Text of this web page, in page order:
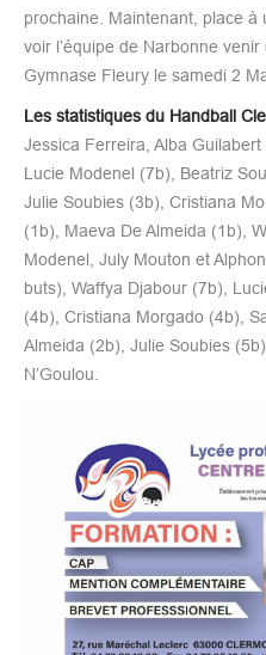
prochaine. Maintenant, place
voir l’équipe de Narbonne
Gymnase Fleury le samedi 2
Les statistiques du Handball
Jessica Ferreira, Alba
Lucie Modenel (7b), Beatriz
Julie Soubies (3b), Cristiana
(1b), Maeva De Almeida (1b),
Modenel, July Mouton et
buts), Waffya Djabour (7b),
(4b), Cristiana Morgado (4b),
Almeida (2b), Julie Soubies
N’Goulou.